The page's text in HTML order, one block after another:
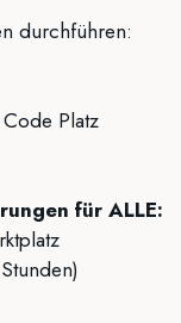
durchführen:
Platz
für ALLE: